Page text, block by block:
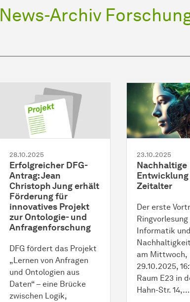
News-Archiv
28.10.2025
Erfolgreicher DFG-
Antrag: Jean
Christoph Jung erhält
Förderung für
innovatives Projekt
zur Ontologie- und
Anfragenforschung
DFG fördert das Projekt
„Lernen von Anfragen
und Ontologien aus
Daten“ – eine Brücke
zwischen Logik,
23.10.2025
Nachhaltige
Entwicklung
Zeitalter
Der erste
Ringvorlesung
Informatik und
am Mittwoch,
29.10.2025,
Raum E23 in
Hahn-Str. 14,…